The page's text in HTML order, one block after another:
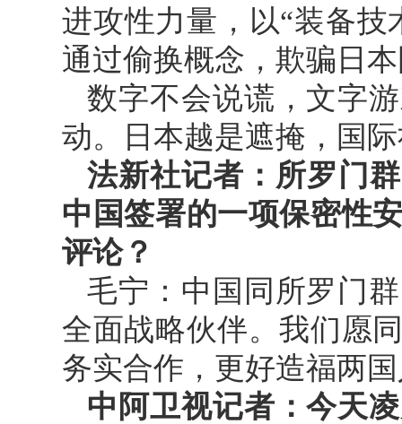
进攻性力量，以“装备
通过偷换概念，欺骗日
数字不会说谎，文字
动。日本越是遮掩，国
法新社记者：所罗门
中国签署的一项保密性
评论？
毛宁：中国同所罗门
全面战略伙伴。我们愿
务实合作，更好造福两
中阿卫视记者：今天